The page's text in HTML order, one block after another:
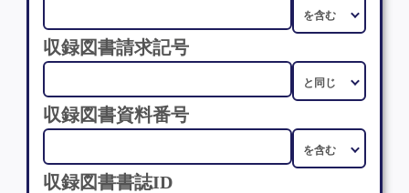
収録図書請求記号
収録図書資料番号
収録図書書誌ID